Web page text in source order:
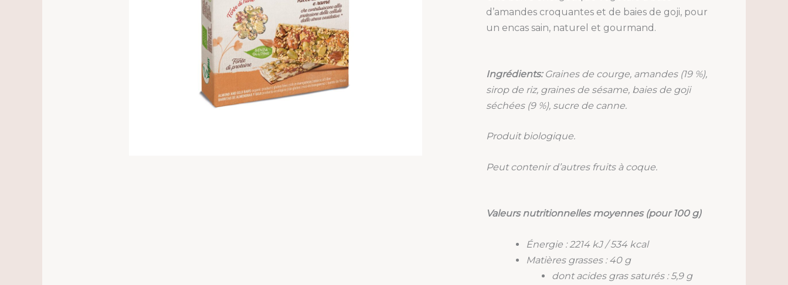
d’amandes croquantes et de baies de goji, pour
un encas sain, naturel et gourmand.
Ingrédients: Graines de courge, amandes (19 %),
sirop de riz, graines de sésame, baies de goji
séchées (9 %), sucre de canne.
Produit biologique.
Peut contenir d’autres fruits à coque.
Valeurs nutritionnelles moyennes (pour 100 g)
Énergie : 2214 kJ / 534 kcal
Matières grasses : 40 g
dont acides gras saturés : 5,9 g